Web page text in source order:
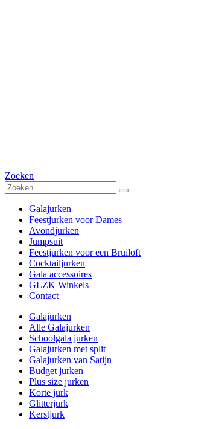
Zoeken
Galajurken
Feestjurken voor Dames
Avondjurken
Jumpsuit
Feestjurken voor een Bruiloft
Cocktailjurken
Gala accessoires
GLZK Winkels
Contact
Galajurken
Alle Galajurken
Schoolgala jurken
Galajurken met split
Galajurken van Satijn
Budget jurken
Plus size jurken
Korte jurk
Glitterjurk
Kerstjurk